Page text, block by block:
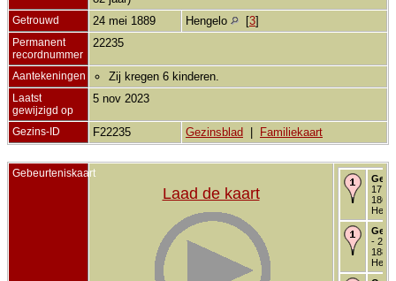
Getrouwd 24 mei 1889 Hengelo [3]
Permanent
recordnummer
22235
Aantekeningen Zij kregen 6 kinderen.
Laatst
gewijzigd op
5 nov 2023
Gezins-ID F22235 Gezinsblad Familiekaart
Gebeurteniskaart
Laad de kaart
17
1866
- 24
1889